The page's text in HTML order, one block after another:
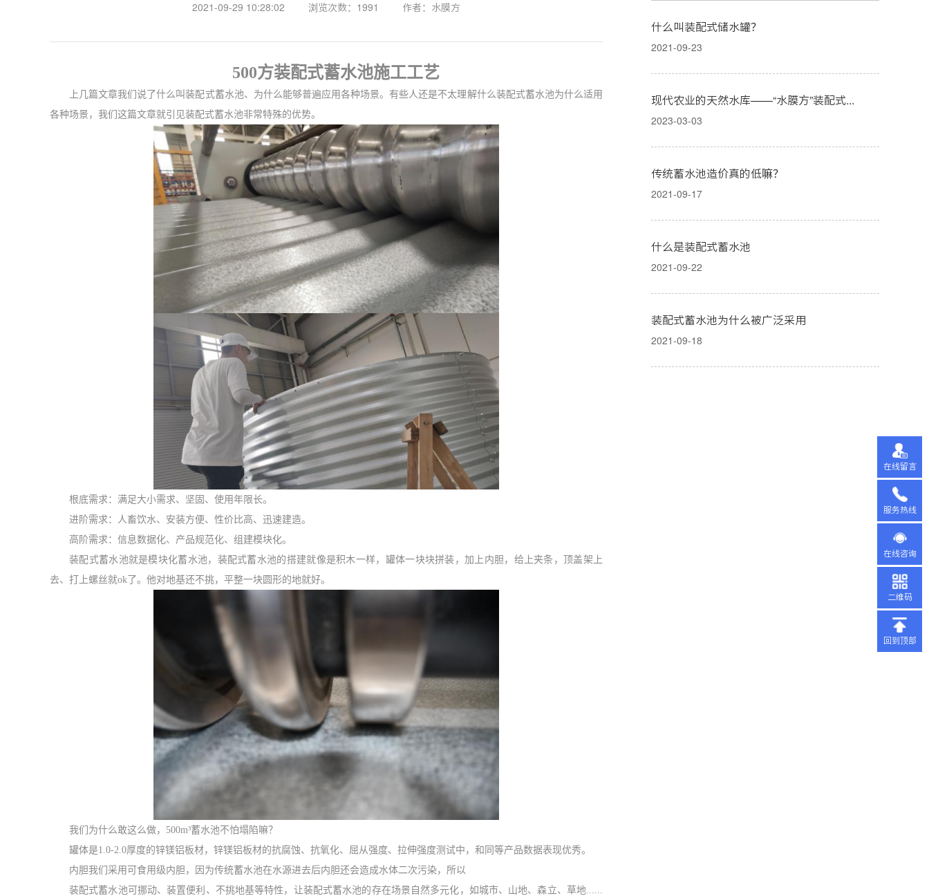
2021-09-29 10:28:02 浏览次数：1991 作者：水膜方
500方装配式蓄水池施工工艺
上几篇文章我们说了什么叫装配式蓄水池、为什么能够普遍应用各种场景。 有些人还是不太理解什么装配式蓄水池为什么适用
各种场景 ，我们这篇文章就引见装配式蓄水池非常特殊的优势。
根底需求：满足大小需求、 坚固 、 使用年限长。
进阶需求：人畜饮水、 安装方便、性价比高、 迅速建造。
高阶需求：信息数据化、产品规范化、 组建模块化。
装配式蓄水池就是模块化蓄水池， 装配式蓄水池的搭建就像是积木一样，罐体一块块拼装，加上内胆，给上夹条，顶盖架上
去、打上螺丝就ok了。他对地基还不挑，平整一块圆形的地就好。
我们为什么敢这么做， 500m³蓄水池不怕塌陷嘛？
罐体是1.0-2.0厚度的锌镁铝板材，锌镁铝板材的抗腐蚀、抗氧化、屈从强度、拉伸强度测试中， 和 同等产品数据表现优秀。
内胆我们采用可食用级内胆，因为传统蓄水池在水源进去后内胆还会造成水体二次污染，所以
装配式蓄水池可挪动、装置便利、不挑地基等特性，让装配式蓄水池的存在场景自然多元化，如城市、山地、森立、草地
什么叫装配式储水罐？
2021-09-23
2023-03-03
传统蓄水池造价真的低嘛？
2021-09-17
什么是装配式蓄水池
2021-09-22
装配式蓄水池为什么被广泛采用
2021-09-18
在线留言
服务热线
在线咨询
二维码
回到顶部